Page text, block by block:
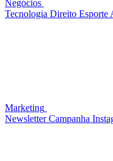
Negócios
Tecnologia Direito Esporte
Marketing
Newsletter Campanha